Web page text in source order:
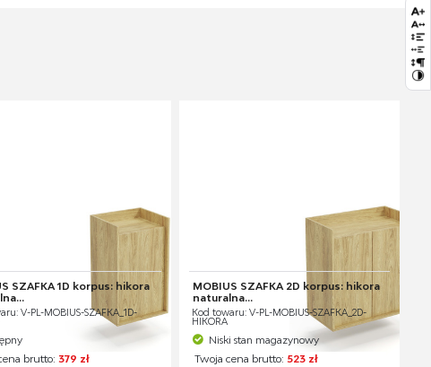
SZAFKA 1D korpus: hikora
V-PL-MOBIUS-SZAFKA_1D-
brutto: 379 zł
MOBIUS SZAFKA 2D korpus: hikora
naturalna...
Kod towaru: V-PL-MOBIUS-SZAFKA_2D-
HIKORA
Niski stan magazynowy
Twoja cena brutto:523 zł